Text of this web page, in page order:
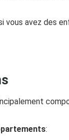
vous avez des
: